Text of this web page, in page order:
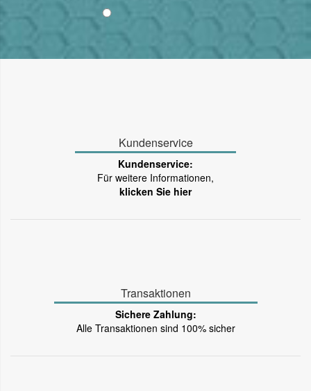
Kundenservice
Kundenservice:
Für weitere Informationen,
klicken Sie hier
Transaktionen
Sichere Zahlung:
Alle Transaktionen sind 100% sicher